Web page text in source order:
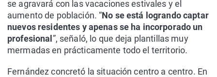
se agravará con las vacaciones estivales y el
aumento de población. “No se está logrando captar
nuevos residentes y apenas se ha incorporado un
profesional ”, señaló, lo que deja plantillas muy
mermadas en prácticamente todo el territorio.
Fernández concretó la situación centro a centro. En